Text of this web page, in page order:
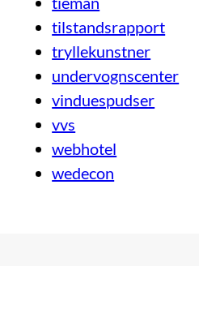
tilstandsrapport
tryllekunstner
undervognscenter
vinduespudser
vvs
webhotel
wedecon